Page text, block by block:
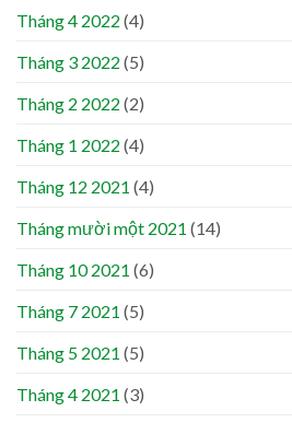
Tháng 4 2022 (4)
Tháng 3 2022 (5)
Tháng 2 2022 (2)
Tháng 1 2022 (4)
Tháng 12 2021 (4)
Tháng mười một 2021 (14)
Tháng 10 2021 (6)
Tháng 7 2021 (5)
Tháng 5 2021 (5)
Tháng 4 2021 (3)